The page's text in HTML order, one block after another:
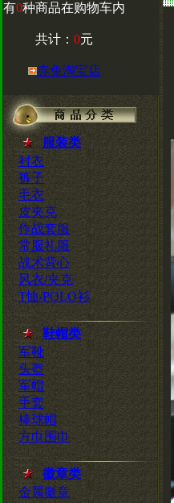
有0种商品在购物车内
共计： 0元
赤兔淘宝店
服装类
衬衣
裤子
毛衣
皮夹克
作战套服
常服礼服
战术背心
风衣/夹克
T恤/POLO衫
鞋帽类
军靴
头盔
军帽
手套
棒球帽
方巾围巾
徽章类
金属徽章